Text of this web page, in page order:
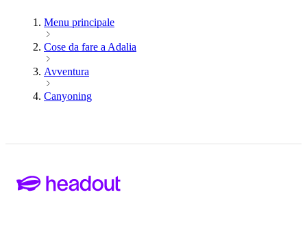
Menu principale
Cose da fare a Adalia
Avventura
Canyoning